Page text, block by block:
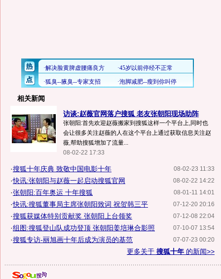
相关新闻
访谈:赵薇官网落户搜狐 老友张朝阳现场助阵
张朝阳:首先欢迎赵薇搬家到搜狐这样一个平台上,同时也
会让很多关注赵薇的人在这个平台上通过获取信息关注赵
薇,帮助搜狐增加了流量...
08-02-22 17:33
08-02-23 11:33
·搜狐十年庆典 致敬中国电影十年
08-02-22 14:22
·快讯:张朝阳与赵薇一起启动搜狐官网
08-01-11 14:01
·张朝阳:百年奥运 十年搜狐
07-12-20 20:16
·快讯:搜狐董事局主席张朝阳致词 祝贺韩三平
07-12-08 22:04
·搜狐获媒体特别贡献奖 张朝阳上台领奖
07-10-07 13:54
·组图:搜狐登山队成功登顶 张朝阳姜培琳合影照
07-07-23 00:20
·搜狐专访-丽旭画十年后成为演员的基范
更多关于 搜狐十年 的新闻>>